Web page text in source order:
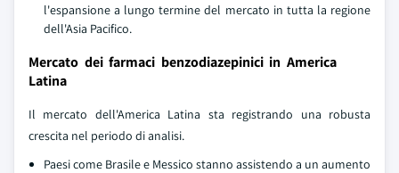
l'espansione a lungo termine del mercato in tutta la regione
dell'Asia Pacifico.
Mercato dei farmaci benzodiazepinici in America
Latina
Il mercato dell'America Latina sta registrando una robusta
crescita nel periodo di analisi.
Paesi come Brasile e Messico stanno assistendo a un aumento